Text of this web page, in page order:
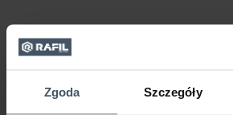
Zgoda Szczegóły